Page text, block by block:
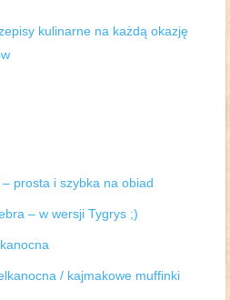
prosta i szybka na obiad
– w wersji Tygrys ;)
/ kajmakowe muffinki